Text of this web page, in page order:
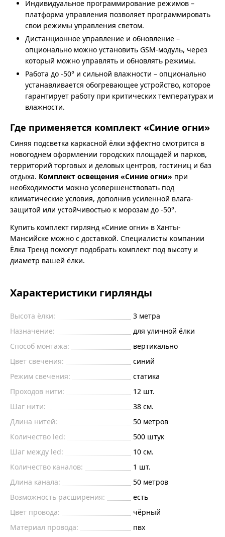
Индивидуальное программирование режимов –
платформа управления позволяет программировать
свои режимы управления светом.
Дистанционное управление и обновление –
опционально можно установить GSM-модуль, через
который можно управлять и обновлять режимы.
Работа до -50° и сильной влажности – опционально
устанавливается обогревающее устройство, которое
гарантирует работу при критических температурах и
влажности.
Где применяется комплект «Синие огни»
Синяя подсветка каркасной ёлки эффектно смотрится в
новогоднем оформлении городских площадей и парков,
территорий торговых и деловых центров, гостиниц и баз
отдыха. Комплект освещения «Синие огни» при
необходимости можно усовершенствовать под
климатические условия, дополнив усиленной влага-
защитой или устойчивостью к морозам до -50°.
Купить комплект гирлянд «Синие огни» в Ханты-
Мансийске можно с доставкой. Специалисты компании
Ёлка Тренд помогут подобрать комплект под высоту и
диаметр вашей ёлки.
Характеристики гирлянды
Высота ёлки:
3 метра
Назначение:
для уличной ёлки
Способ монтажа:
вертикально
Цвет свечения:
синий
Режим свечения:
статика
Проходов нити:
12 шт.
Шаг нити:
38 см.
Длина нитей:
50 метров
Количество led:
500 штук
Шаг между led:
10 см.
Количество каналов:
1 шт.
Длина канала:
50 метров
Возможность расширения:
есть
Цвет провода:
чёрный
Материал провода:
пвх